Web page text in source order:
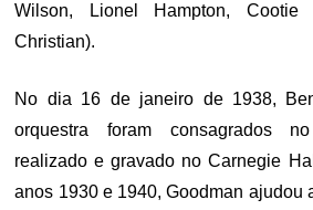
Wilson, Lionel Hampton,
Christian).
No dia 16 de janeiro de 1938,
orquestra foram consagrados
realizado e gravado no Carnegie
anos 1930 e 1940, Goodman ajudou